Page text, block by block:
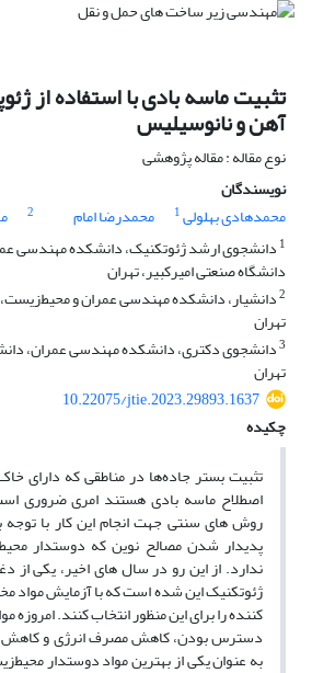
تثبیت ماسه بادی با استفاده از
آهن و نانوسیلیس
نوع مقاله : مقاله پژوهشی
نویسندگان
محمدهادی بهلولی1 محمدرضا امام 2
1 دانشجوی ارشد ژئوتکنیک، دانشکده مهندسی
دانشگاه صنعتی امیرکبیر، تهران
2دانشیار، دانشکده مهندسی عمران و محیط‌زیست،
تهران
3دانشجوی دکتری، دانشکده مهندسی عمران،
تهران
10.22075/jtie.2023.29893.1637
چکیده
تثبیت بستر جاده‌ها در مناطقی که دارای
اصطلاح ماسه بادی هستند امری ضروری
روش های سنتی جهت انجام این کار با
پدیدار شدن مصالح نوین که دوستدار
ندارد. از این رو در سال های اخیر، یکی از
ژئوتکنیک این شده است که با آزمایش مواد
کننده را برای این منظور انتخاب کنند. امروزه
دسترس بودن، کاهش مصرف انرژی و کاهش
به ‌عنوان یکی از بهترین مواد دوستدار